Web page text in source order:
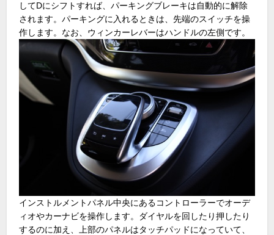
してDにシフトすれば、パーキングブレーキは自動的に解除
されます。パーキングに入れるときは、先端のスイッチを操
作します。なお、ウィンカーレバーはハンドルの左側です。
インストルメントパネル中央にあるコントローラーでオーデ
ィオやカーナビを操作します。ダイヤルを回したり押したり
するのに加え、上部のパネルはタッチパッドになっていて、